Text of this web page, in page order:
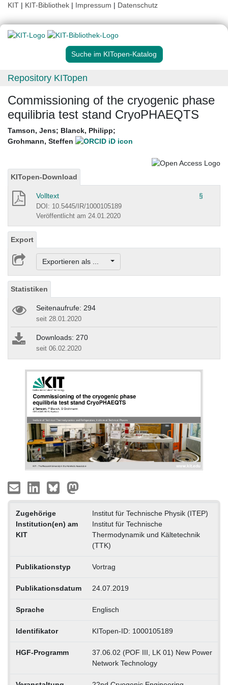
KIT | KIT-Bibliothek | Impressum | Datenschutz
Suche im KITopen-Katalog
Repository KITopen
Commissioning of the cryogenic phase
equilibria test stand CryoPHAEQTS
Tamson, Jens; Blanck, Philipp;
Grohmann, Steffen
KITopen-Download
Volltext §
DOI: 10.5445/IR/1000105189
Veröffentlicht am 24.01.2020
Export
Exportieren als ...
Statistiken
Seitenaufrufe: 294
seit 28.01.2020
Downloads: 270
seit 06.02.2020
Zugehörige
Institution(en) am
KIT
Institut für Technische Physik (ITEP)
Institut für Technische
Thermodynamik und Kältetechnik
(TTK)
Publikationstyp Vortrag
Publikationsdatum 24.07.2019
Sprache Englisch
Identifikator KITopen-ID: 1000105189
HGF-Programm
37.06.02 (POF III, LK 01) New Power
Network Technology